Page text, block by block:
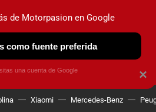
OBSERVATORIO
Xiaomi Mercedes-Benz
×
de Motorpasion en Google
como fuente preferida
una cuenta de Google